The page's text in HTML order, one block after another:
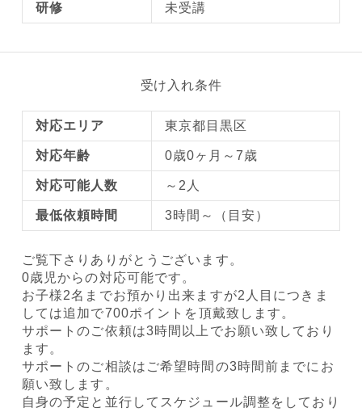
研修 未受講
受け入れ条件
対応エリア 東京都目黒区
対応年齢 0歳0ヶ月～7歳
対応可能人数 ～2人
最低依頼時間 3時間～（目安）
ご覧下さりありがとうございます。
0歳児からの対応可能です。
お子様2名までお預かり出来ますが2人目につきま
しては追加で700ポイントを頂戴致します。
サポートのご依頼は3時間以上でお願い致しており
ます。
サポートのご相談はご希望時間の3時間前までにお
願い致します。
自身の予定と並行してスケジュール調整をしており